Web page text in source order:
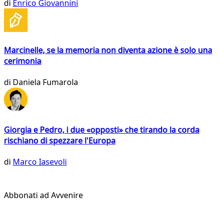
di Enrico Giovannini
Marcinelle, se la memoria non diventa azione è solo una
cerimonia
di Daniela Fumarola
Giorgia e Pedro, i due «opposti» che tirando la corda
rischiano di spezzare l'Europa
di Marco Iasevoli
Abbonati ad Avvenire